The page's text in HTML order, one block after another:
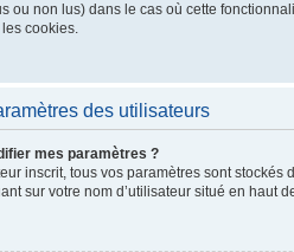
ou non lus) dans le cas où cette
cookies.
des utilisateurs
mes paramètres ?
inscrit, tous vos paramètres sont
sur votre nom d’utilisateur situé en haut